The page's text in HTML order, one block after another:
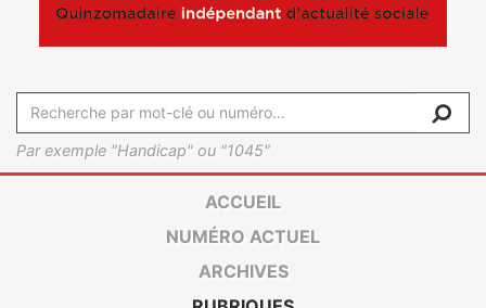
Par exemple "Handicap" ou "1045"
ACCUEIL
NUMÉRO ACTUEL
ARCHIVES